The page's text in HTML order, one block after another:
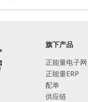
旗下产品
正能量电子网
正能量ERP
配单
供应链